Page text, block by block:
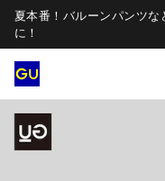
夏本番！バルーンパンツ
に！